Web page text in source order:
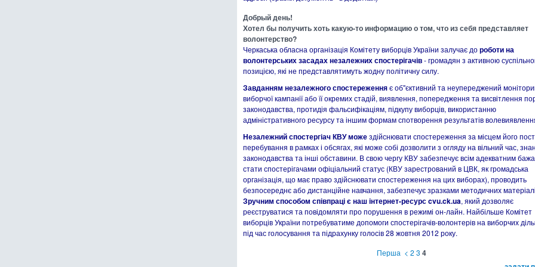
Добрый день!
Хотел бы получить хоть какую-то информацию о том, что из себя представляет
волонтерство?
Черкаська обласна організація Комітету виборців України залучає дороботи на
волонтерських засадах незалежних спостерігачів- громадян з активною
позицією, які не представлятимуть жодну політичну силу.
Завданням незалежного спостереженняє об"єктивний та неупереджений
виборчої кампанії або її окремих стадій, виявлення, попередження та висвітлення
законодавства, протидія фальсифікаціям, підкупу виборців, використанню
адміністративного ресурсу та іншим формам спотворення результатів
Незалежний спостергіач КВУ можездійснювати спостереження за місцем його
перебування в рамках і обсягах, які може собі дозволити з огляду на вільний час,
законодавства та інші обставини. В свою чергу КВУ забезпечує всім адекватним
стати спостерігачами офіціальний статус (КВУ зарестрований в ЦВК, як громадська
організація, що має право здійснювати спостереження на цих виборах), проводить
безпосереднє або дистанційне навчання, забезпечує зразками методичних
Зручним способом співпраці є наш інтернет-ресурс cvu.ck.ua, який дозволяє
реєструватися та повідомляти про порушення в режимі он-лайн. Найбільше Комітет
виборців України потребуватиме допомоги спостерігачів-волонтерів на виборчих
під час голосування та підрахунку голосів 28 жовтня 2012 року.
Перша < 2 3 4